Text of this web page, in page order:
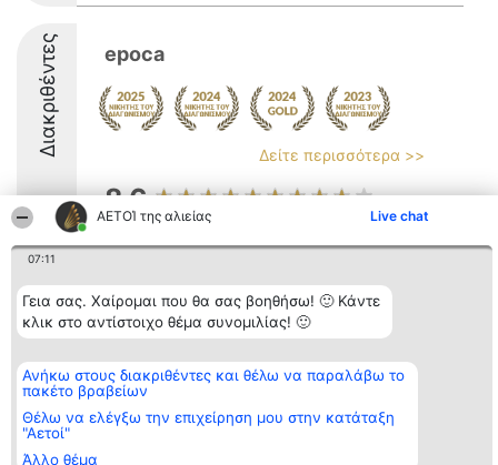
ΑΕΤΟΊ της αλιείας Live chat
07:11
Γεια σας. Χαίρομαι που θα σας βοηθήσω! 🙂 Κάντε
κλικ στο αντίστοιχο θέμα συνομιλίας! 🙂
Ανήκω στους διακριθέντες και θέλω να παραλάβω το
πακέτο βραβείων
Θέλω να ελέγξω την επιχείρηση μου στην κατάταξη
"Αετοί"
Άλλο θέμα
Διακριθέντες epoca
Δείτε περισσότερα >>
8.6
κατάταξης
BEAUTIFUL COMPANY
Μονοπρόσωπη ΙΚΕ
ΤΗΛ. ΕΠΙΚΟΙΝΩΝΙΑΣ:
email:
aetoi@beautifulcompany.co
Λίστα όλων
των
διακριθέντων
Όροι &
ΠΟΛΙΤΙΚΗ
ΑΠΟΡΡΗΤΟΥ
Επικοινωνία